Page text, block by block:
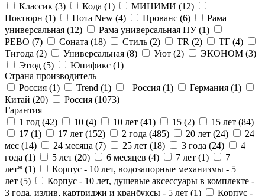
Классик (3) Кода (1) МИНИМИ (12)
Ноктюрн (1) Нота New (4) Прованс (6)
Рама
универсальная (12) Рама универсальная ПУ (1)
РЕВО (7) Соната (18) Стиль (2) ТR (2) ТГ (4)
Тигода (2) Универсальная (8) Уют (2) ЭКОНОМ (3)
Этюд (5) Юнификс (1)
Страна производитель
Россия (1) Trend (1) Россия (1) Германия (1)
Китай (20) Россия (1073)
Гарантия
1 год (42) 10 (4) 10 лет (41) 15 (2) 15 лет (84)
17 (1) 17 лет (152) 2 года (485) 20 лет (24)
24
мес (14) 24 месяца (7) 25 лет (18) 3 года (24)
4
года (1) 5 лет (20) 6 месяцев (4) 7 лет (1)
7
лет* (1)
Корпус - 10 лет, водозапорные механизмы - 5
лет (5)
Корпус - 10 лет, душевые аксессуары в комплекте -
3 года, излив, картриджи и кранбуксы - 5 лет (1) Корпус -